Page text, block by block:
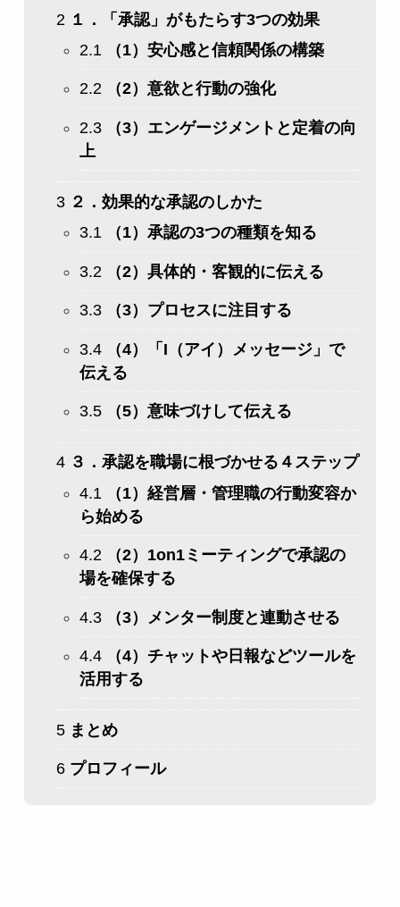
2 １．「承認」がもたらす3つの効果
2.1
（1）安心感と信頼関係の構築
2.2 （2）意欲と行動の強化
2.3
（3）エンゲージメントと定着の向
上
3 ２．効果的な承認のしかた
3.1
（1）承認の3つの種類を知る
3.2 （2）具体的・客観的に伝える
3.3 （3）プロセスに注目する
3.4
（4）「I（アイ）メッセージ」で
伝える
3.5 （5）意味づけして伝える
4 ３．承認を職場に根づかせる４ステップ
4.1
（1）経営層・管理職の行動変容か
ら始める
4.2
（2）1on1ミーティングで承認の
場を確保する
4.3 （3）メンター制度と連動させる
4.4
（4）チャットや日報などツールを
活用する
5 まとめ
6 プロフィール